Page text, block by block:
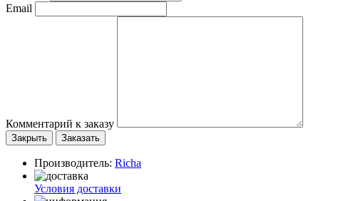
Email
Комментарий к заказу
Закрыть Заказать
Производитель: Richa
Условия доставки